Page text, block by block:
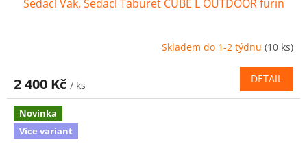
Sedací Vak, Sedací Taburet CUBE L OUTDOOR furin
Skladem do 1-2 týdnu (10 ks)
2 400 Kč / ks
DETAIL
Novinka
Více variant